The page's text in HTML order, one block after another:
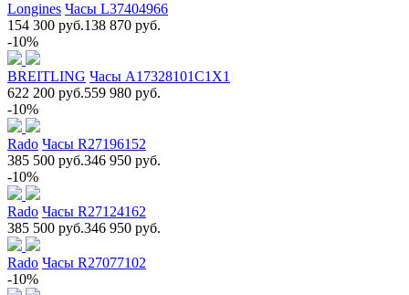
Longines Часы L37404966
154 300 руб.138 870 руб.
-10%
BREITLING Часы A17328101C1X1
622 200 руб.559 980 руб.
-10%
Rado Часы R27196152
385 500 руб.346 950 руб.
-10%
Rado Часы R27124162
385 500 руб.346 950 руб.
Rado Часы R27077102
-10%